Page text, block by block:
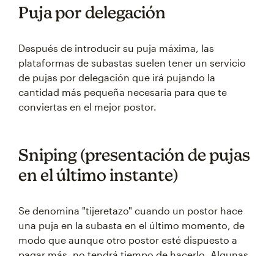
Puja por delegación
Después de introducir su puja máxima, las
plataformas de subastas suelen tener un servicio
de pujas por delegación que irá pujando la
cantidad más pequeña necesaria para que te
conviertas en el mejor postor.
Sniping (presentación de pujas
en el último instante)
Se denomina "tijeretazo" cuando un postor hace
una puja en la subasta en el último momento, de
modo que aunque otro postor esté dispuesto a